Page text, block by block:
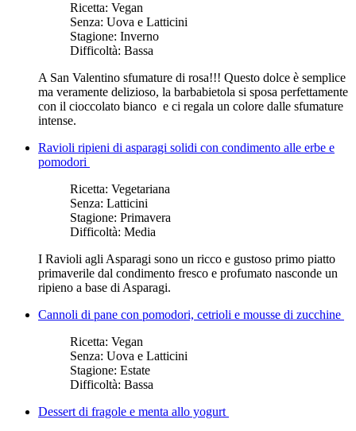
Ricetta: Vegan
Senza: Uova e Latticini
Stagione: Inverno
Difficoltà: Bassa
A San Valentino sfumature di rosa!!! Questo dolce è semplice
ma veramente delizioso, la barbabietola si sposa perfettamente
con il cioccolato bianco e ci regala un colore dalle sfumature
intense.
Ravioli ripieni di asparagi solidi con condimento alle erbe e
pomodori
Ricetta: Vegetariana
Senza: Latticini
Stagione: Primavera
Difficoltà: Media
I Ravioli agli Asparagi sono un ricco e gustoso primo piatto
primaverile dal condimento fresco e profumato nasconde un
ripieno a base di Asparagi.
Cannoli di pane con pomodori, cetrioli e mousse di zucchine
Ricetta: Vegan
Senza: Uova e Latticini
Stagione: Estate
Difficoltà: Bassa
Dessert di fragole e menta allo yogurt